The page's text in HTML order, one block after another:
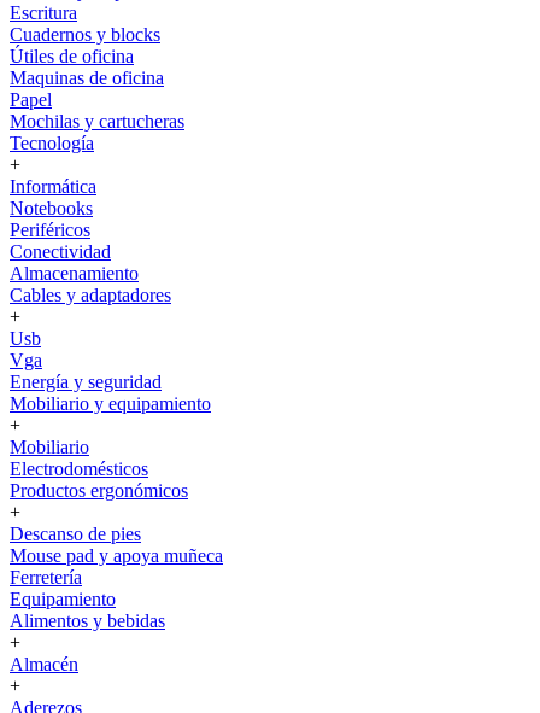
Escritura
Cuadernos y blocks
Útiles de oficina
Maquinas de oficina
Papel
Mochilas y cartucheras
Tecnología
+
Informática
Notebooks
Periféricos
Conectividad
Almacenamiento
Cables y adaptadores
+
Usb
Vga
Energía y seguridad
Mobiliario y equipamiento
+
Mobiliario
Electrodomésticos
Productos ergonómicos
+
Descanso de pies
Mouse pad y apoya muñeca
Ferretería
Equipamiento
Alimentos y bebidas
+
Almacén
+
Aderezos